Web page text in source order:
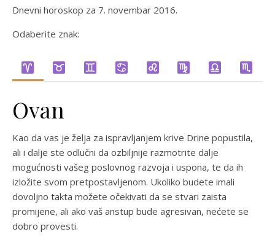
Dnevni horoskop za 7. novembar 2016.
Odaberite znak:
Ovan
Kao da vas je želja za ispravljanjem krive Drine popustila,
ali i dalje ste odlučni da ozbiljnije razmotrite dalje
mogućnosti vašeg poslovnog razvoja i uspona, te da ih
izložite svom pretpostavljenom. Ukoliko budete imali
dovoljno takta možete očekivati da se stvari zaista
promijene, ali ako vaš anstup bude agresivan, nećete se
dobro provesti.